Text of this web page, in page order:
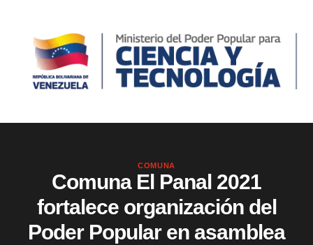
COMUNA
Comuna El Panal 2021
fortalece organización del
Poder Popular en asamblea